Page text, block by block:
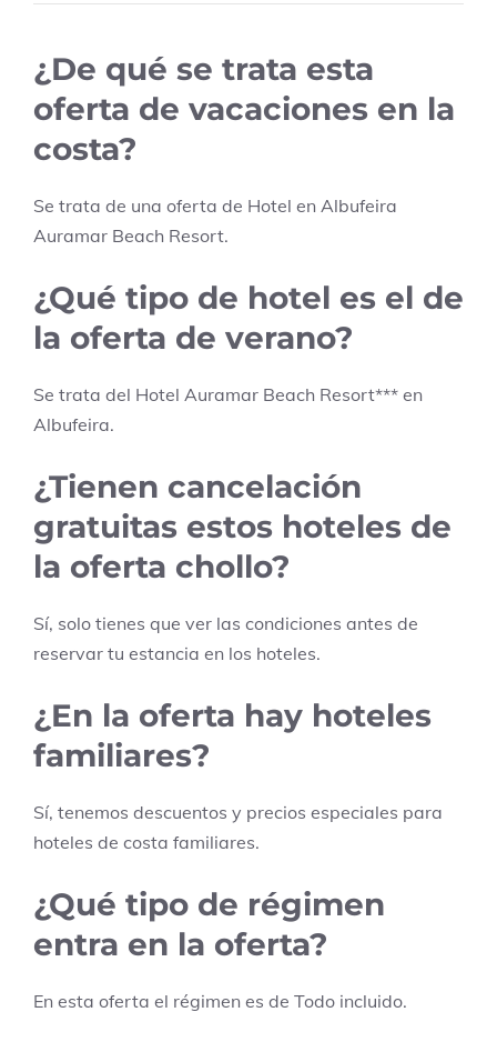
¿De qué se trata esta
oferta de vacaciones en la
costa?
Se trata de una oferta de Hotel en Albufeira
Auramar Beach Resort.
¿Qué tipo de hotel es el de
la oferta de verano?
Se trata del Hotel Auramar Beach Resort*** en
Albufeira.
¿Tienen cancelación
gratuitas estos hoteles de
la oferta chollo?
Sí, solo tienes que ver las condiciones antes de
reservar tu estancia en los hoteles.
¿En la oferta hay hoteles
familiares?
Sí, tenemos descuentos y precios especiales para
hoteles de costa familiares.
¿Qué tipo de régimen
entra en la oferta?
En esta oferta el régimen es de Todo incluido.